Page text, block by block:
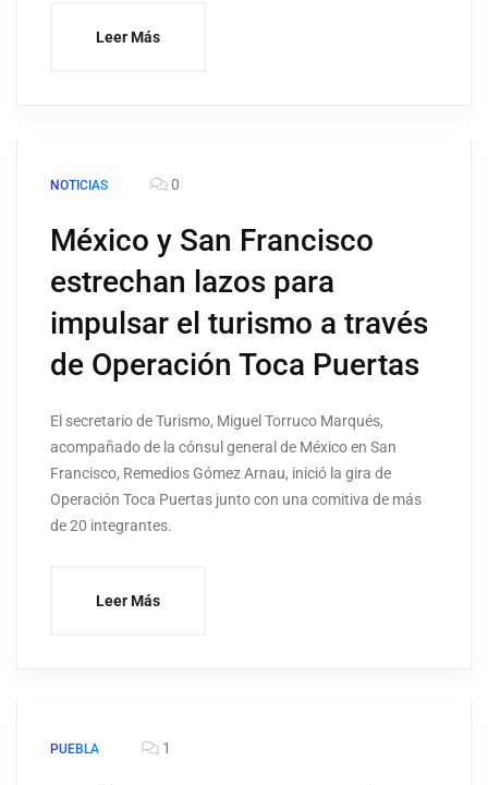
Leer Más
NOTICIAS 0
México y San Francisco
estrechan lazos para
impulsar el turismo a través
de Operación Toca Puertas
El secretario de Turismo, Miguel Torruco Marqués,
acompañado de la cónsul general de México en San
Francisco, Remedios Gómez Arnau, inició la gira de
Operación Toca Puertas junto con una comitiva de más
de 20 integrantes.
Leer Más
PUEBLA 1